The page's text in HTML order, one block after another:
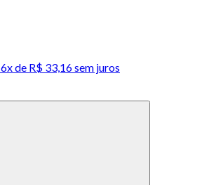
6x de R$ 33,16 sem juros